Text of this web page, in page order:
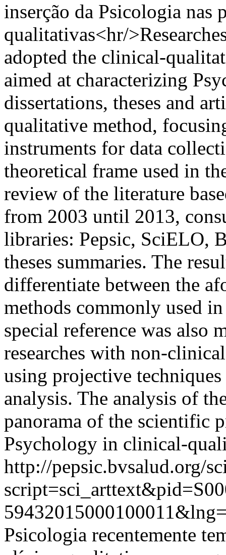
inserção da Psicologia nas
qualitativas<hr/
adopted the clinical-
aimed at characterizing
dissertations, theses and
qualitative method,
instruments for data
theoretical frame used in
review of the literature
from 2003 until 2013,
libraries: Pepsic, SciELO,
theses summaries. The
differentiate between the
methods commonly used
special reference was also
researches with non-
using projective
analysis. The analysis of
panorama of the scientific
Psychology in clinical-
http://pepsic.bvsalud.org/
Psicologia recentemente